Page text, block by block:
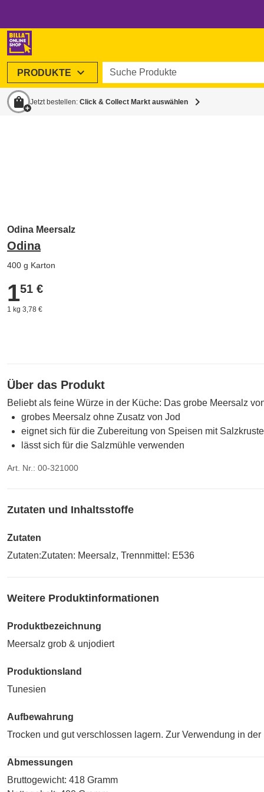
PRODUKTE expand_more Suche Produkte
shopping_bag Jetzt bestellen: Click & Collect Markt auswählen chevron_right
Odina Meersalz
Odina
400 g Karton
1,51 €
151 €
1 kg 3,78 €
Über das Produkt
Beliebt als feine Würze in der Küche: Das grobe Meersalz
grobes Meersalz ohne Zusatz von Jod
eignet sich für die Zubereitung von Speisen mit Salzkruste
lässt sich für die Salzmühle verwenden
Art. Nr.: 00-321000
Zutaten und Inhaltsstoffe
Zutaten
Zutaten:Zutaten: Meersalz, Trennmittel: E536
Weitere Produktinformationen
Produktbezeichnung
Meersalz grob & unjodiert
Produktionsland
Tunesien
Aufbewahrung
Trocken und gut verschlossen lagern. Zur Verwendung in der
Abmessungen
Bruttogewicht: 418 Gramm